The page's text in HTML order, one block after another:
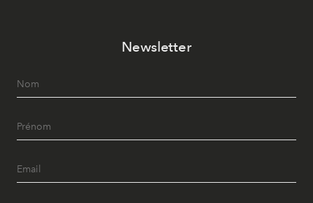
Newsletter